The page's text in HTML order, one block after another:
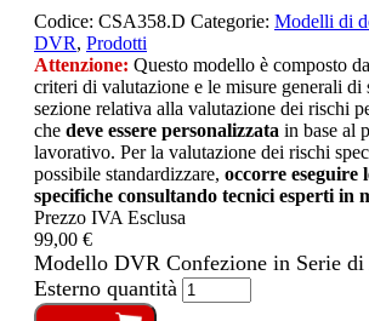
Codice: CSA358.D Categorie: Modelli di
DVR, Prodotti
Attenzione: Questo modello è composto
criteri di valutazione e le misure generali di
sezione relativa alla valutazione dei rischi
che deve essere personalizzata in base al
lavorativo. Per la valutazione dei rischi
possibile standardizzare, occorre eseguire
specifiche consultando tecnici esperti in
Prezzo IVA Esclusa
99,00 €
Modello DVR Confezione in Serie
Esterno quantità